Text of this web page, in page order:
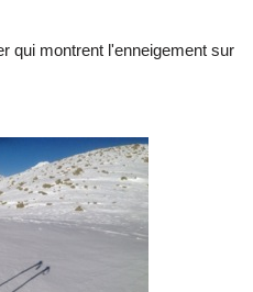
qui montrent l'enneigement sur